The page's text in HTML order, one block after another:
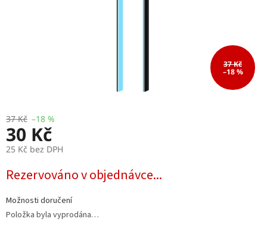
37 Kč
–18 %
37 Kč –18 %
30 Kč
25 Kč bez DPH
cena:
Rezervováno v objednávce...
Možnosti doručení
Položka byla vyprodána…